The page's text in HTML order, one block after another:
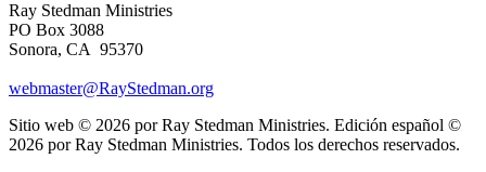
Ray Stedman Ministries
PO Box 3088
Sonora, CA 95370
webmaster@RayStedman.org
Sitio web © 2026 por Ray Stedman Ministries. Edición español ©
2026 por Ray Stedman Ministries. Todos los derechos reservados.